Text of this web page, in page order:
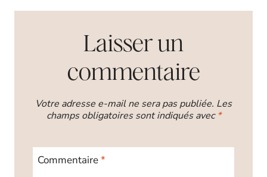
Laisser un
commentaire
Votre adresse e-mail ne sera pas publiée. Les
champs obligatoires sont indiqués avec*
Commentaire*